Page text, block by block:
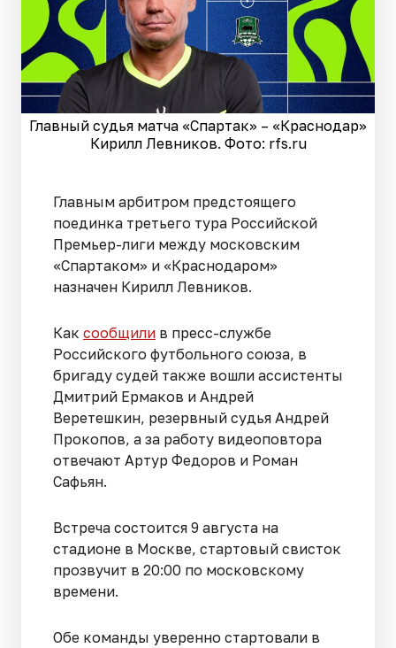
Главный судья матча «Спартак» – «Краснодар»
Кирилл Левников. Фото: rfs.ru
Главным арбитром предстоящего
поединка третьего тура Российской
Премьер-лиги между московским
«Спартаком» и «Краснодаром»
назначен Кирилл Левников.
Как сообщили в пресс-службе
Российского футбольного союза, в
бригаду судей также вошли ассистенты
Дмитрий Ермаков и Андрей
Веретешкин, резервный судья Андрей
Прокопов, а за работу видеоповтора
отвечают Артур Федоров и Роман
Сафьян.
Встреча состоится 9 августа на
стадионе в Москве, стартовый свисток
прозвучит в 20:00 по московскому
времени.
Обе команды уверенно стартовали в